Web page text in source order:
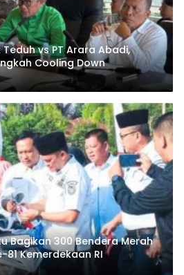
vs PT Arara Abadi,
Cooling Down
Bagikan 300 Bendera Merah
81 Kemerdekaan RI